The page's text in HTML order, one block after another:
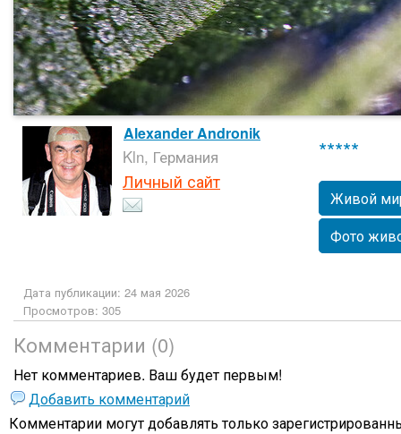
Alexander Andronik
Kln, Германия
Личный сайт
*****
Живой
Фото
Дата публикации: 24 мая 2026
Просмотров: 305
Комментарии (0)
Нет комментариев. Ваш будет первым!
Добавить комментарий
Комментарии могут добавлять только